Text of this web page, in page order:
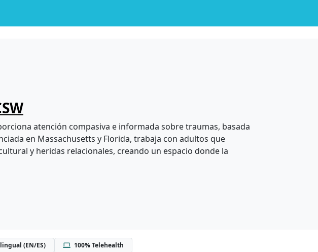
atención compasiva e informada sobre traumas, basada
en Massachusetts y Florida, trabaja con adultos que
y heridas relacionales, creando un espacio donde la
(EN/ES) 100% Telehealth